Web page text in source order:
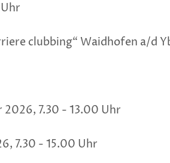
clubbing“ Waidhofen a/d
2026, 7.30 - 13.00 Uhr
7.30 - 15.00 Uhr